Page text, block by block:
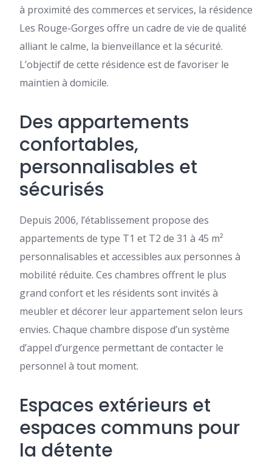
à proximité des commerces et services, la résidence
Les Rouge-Gorges offre un cadre de vie de qualité
alliant le calme, la bienveillance et la sécurité.
L’objectif de cette résidence est de favoriser le
maintien à domicile.
Des appartements
confortables,
personnalisables et
sécurisés
Depuis 2006, l’établissement propose des
appartements de type T1 et T2 de 31 à 45 m²
personnalisables et accessibles aux personnes à
mobilité réduite. Ces chambres offrent le plus
grand confort et les résidents sont invités à
meubler et décorer leur appartement selon leurs
envies. Chaque chambre dispose d’un système
d’appel d’urgence permettant de contacter le
personnel à tout moment.
Espaces extérieurs et
espaces communs pour
la détente